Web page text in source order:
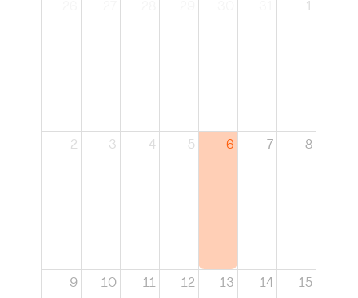
1
2 3 4 5 6 7 8
9 10 11 12 13 14 15